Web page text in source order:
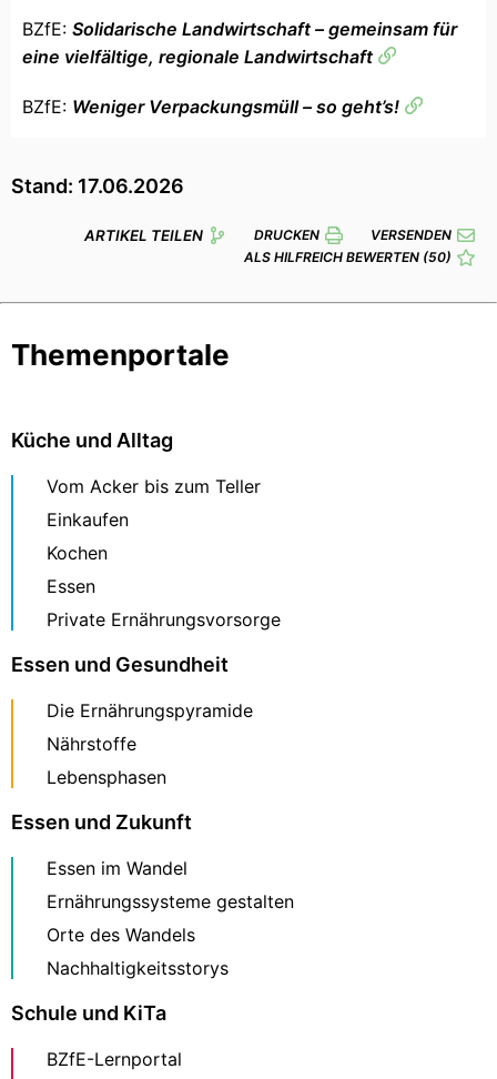
BZfE: Solidarische Landwirtschaft – gemeinsam für
eine vielfältige, regionale Landwirtschaft
BZfE: Weniger Verpackungsmüll – so geht’s!
Stand: 17.06.2026
ARTIKEL TEILEN DRUCKEN
VERSENDEN
ALS HILFREICH BEWERTEN (50)
Themenportale
Küche und Alltag
Vom Acker bis zum Teller
Einkaufen
Kochen
Essen
Private Ernährungsvorsorge
Essen und Gesundheit
Die Ernährungspyramide
Nährstoffe
Lebensphasen
Essen und Zukunft
Essen im Wandel
Ernährungssysteme gestalten
Orte des Wandels
Nachhaltigkeitsstorys
Schule und KiTa
BZfE-Lernportal